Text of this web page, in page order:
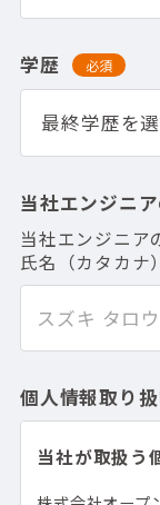
学歴 必須
当社エンジニ
当社エンジニア
氏名（カタカナ
個人情報取り
当社が取扱う